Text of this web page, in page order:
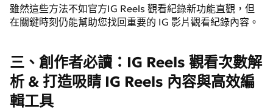
雖然這些方法不如官方IG Reels 觀看紀錄新功能直觀，但
在關鍵時刻仍能幫助您找回重要的 IG 影片觀看紀錄內容。
三、創作者必讀：IG Reels 觀看次數解
析 & 打造吸睛 IG Reels 內容與高效編
輯工具